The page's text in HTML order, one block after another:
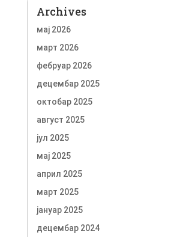
Archives
мај 2026
март 2026
фебруар 2026
децембар 2025
октобар 2025
август 2025
јул 2025
мај 2025
април 2025
март 2025
јануар 2025
децембар 2024